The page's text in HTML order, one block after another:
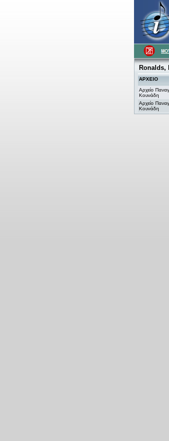
Ronalds,
ΑΡΧΕΙΟ
Αρχείο
Κουνάδη
Αρχείο
Κουνάδη